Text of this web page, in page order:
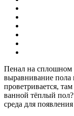
Пенал на сплошном
выравнивание пола
проветривается,
ванной тёплый пол?
среда для